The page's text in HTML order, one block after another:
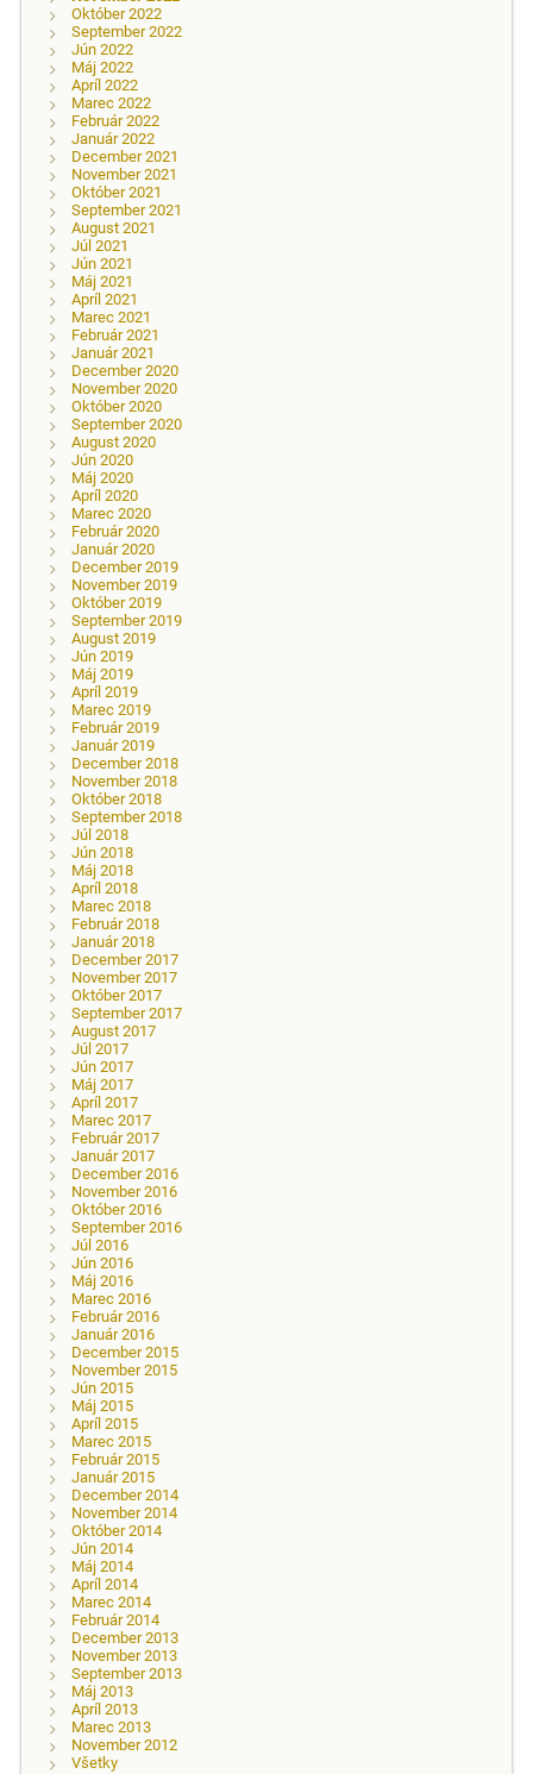
Október 2022
September 2022
Jún 2022
Máj 2022
Apríl 2022
Marec 2022
Február 2022
Január 2022
December 2021
November 2021
Október 2021
September 2021
August 2021
Júl 2021
Jún 2021
Máj 2021
Apríl 2021
Marec 2021
Február 2021
Január 2021
December 2020
November 2020
Október 2020
September 2020
August 2020
Jún 2020
Máj 2020
Apríl 2020
Marec 2020
Február 2020
Január 2020
December 2019
November 2019
Október 2019
September 2019
August 2019
Jún 2019
Máj 2019
Apríl 2019
Marec 2019
Február 2019
Január 2019
December 2018
November 2018
Október 2018
September 2018
Júl 2018
Jún 2018
Máj 2018
Apríl 2018
Marec 2018
Február 2018
Január 2018
December 2017
November 2017
Október 2017
September 2017
August 2017
Júl 2017
Jún 2017
Máj 2017
Apríl 2017
Marec 2017
Február 2017
Január 2017
December 2016
November 2016
Október 2016
September 2016
Júl 2016
Jún 2016
Máj 2016
Marec 2016
Február 2016
Január 2016
December 2015
November 2015
Jún 2015
Máj 2015
Apríl 2015
Marec 2015
Február 2015
Január 2015
December 2014
November 2014
Október 2014
Jún 2014
Máj 2014
Apríl 2014
Marec 2014
Február 2014
December 2013
November 2013
September 2013
Máj 2013
Apríl 2013
Marec 2013
November 2012
Všetky